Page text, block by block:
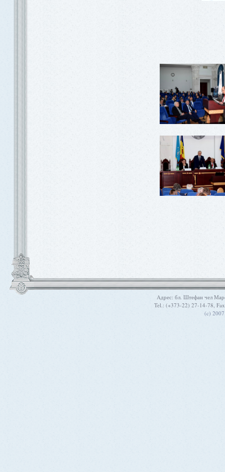
Aдрес: бл. Штефан чел
Tel.: (+373-22) 27-14-78,
(c)